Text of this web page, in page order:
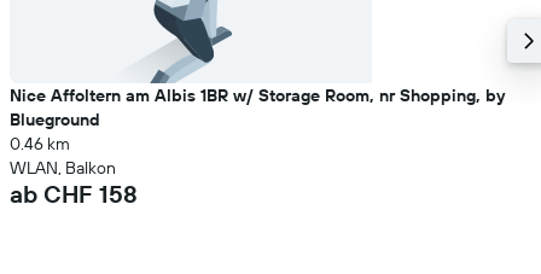
Nice Affoltern am Albis 1BR w/ Storage Room, nr Shopping, by
Blueground
0.46 km
WLAN, Balkon
ab CHF 158